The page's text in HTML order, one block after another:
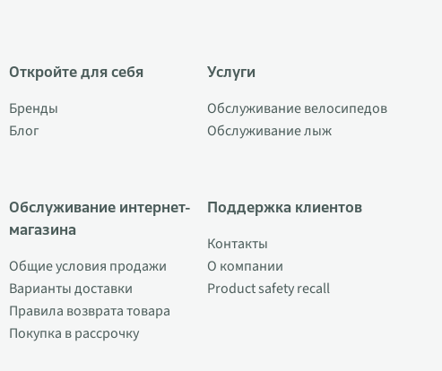
Откройте для себя
Бренды
Блог
Обслуживание интернет-
магазина
Общие условия продажи
Варианты доставки
Правила возврата товара
Покупка в рассрочку
Услуги
Обслуживание велосипедов
Обслуживание лыж
Поддержка клиентов
Контакты
О компании
Product safety recall